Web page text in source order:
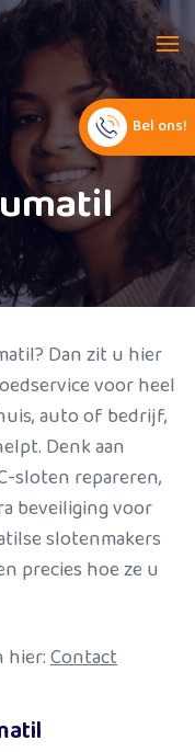
Dan zit u hier
voor heel
auto of bedrijf,
Denk aan
sloten repareren,
beveiliging voor
slotenmakers
precies hoe ze u
hier:Contact
Bel ons!